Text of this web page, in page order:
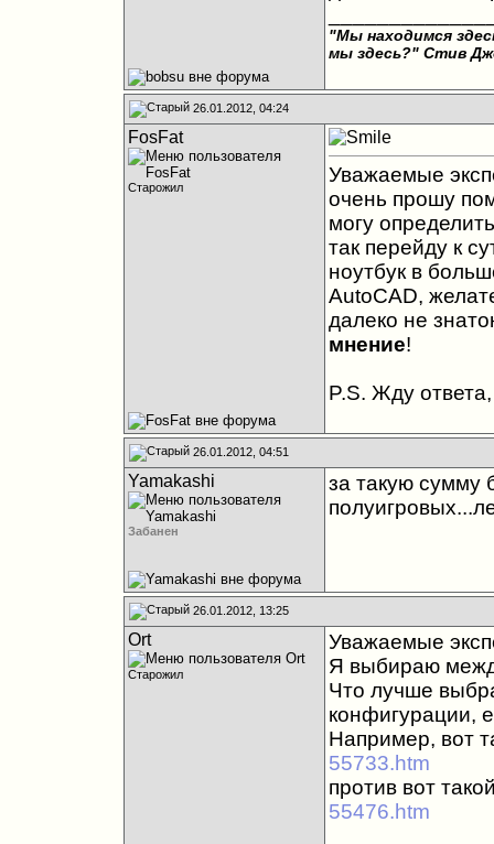
"Мы находимся
мы здесь?" Стив
26.01.2012, 04:24
FosFat
Старожил
Уважаемые
очень прошу
могу
так перейду к
ноутбук в
AutoCAD,
далеко не
мнение!
P.S. Жду
26.01.2012, 04:51
Yamakashi
Забанен
за такую сумму
26.01.2012, 13:25
Ort
Старожил
Уважаемые
Я выбираю
Что лучше
конфигурации,
Например, вот
55733.htm
против вот
55476.htm